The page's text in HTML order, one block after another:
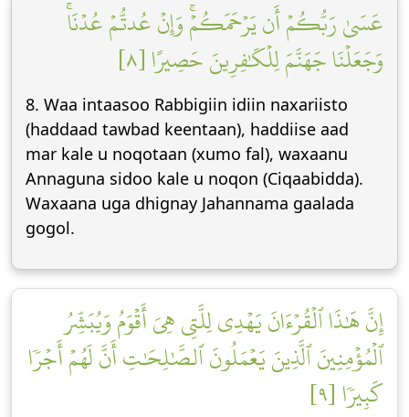
عَسَىٰ رَبُّكُمۡ أَن يَرۡحَمَكُمۡۚ وَإِنۡ عُدتُّمۡ عُدۡنَاۚ
وَجَعَلۡنَا جَهَنَّمَ لِلۡكَٰفِرِينَ حَصِيرًا [٨]
8. Waa intaasoo Rabbigiin idiin naxariisto
(haddaad tawbad keentaan), haddiise aad
mar kale u noqotaan (xumo fal), waxaanu
Annaguna sidoo kale u noqon (Ciqaabidda).
Waxaana uga dhignay Jahannama gaalada
gogol.
إِنَّ هَٰذَا ٱلۡقُرۡءَانَ يَهۡدِي لِلَّتِي هِيَ أَقۡوَمُ وَيُبَشِّرُ
ٱلۡمُؤۡمِنِينَ ٱلَّذِينَ يَعۡمَلُونَ ٱلصَّٰلِحَٰتِ أَنَّ لَهُمۡ أَجۡرٗا
كَبِيرٗا [٩]